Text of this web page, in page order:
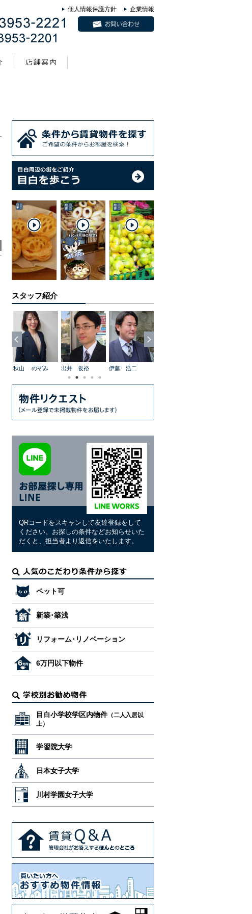
個人情報保護方針 企業情報
スタッフ紹介
秋山 のぞみ 出井 俊裕 伊藤 浩二
QRコードをスキャンして友達登録をして
ください。お探しの条件などお知らせいた
だくと、担当者より返信をいたします。
ペット可
新築･築浅
リフォーム･リノベーション
6万円以下物件
目白小学校学区内物件（二人入居以
上）
学習院大学
日本女子大学
川村学園女子大学